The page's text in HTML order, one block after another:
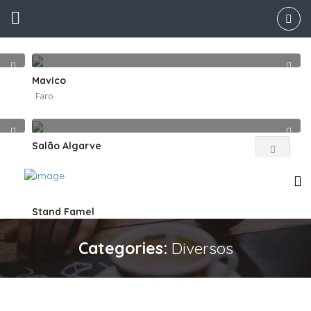
Categories: Diversos
Mavico
Faro
Salão Algarve
Stand Famel